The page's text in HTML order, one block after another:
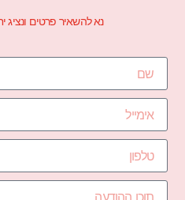
נא להשאיר פרטים ונציג